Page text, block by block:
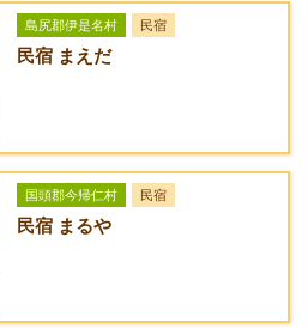
ご用意は日数にかかわらずお一人
。
意はございません。
用のシーツをご用意しますの
い。
前 10％
島尻郡伊是名村 民宿
民宿 まえだ
国頭郡今帰仁村 民宿
民宿 まるや